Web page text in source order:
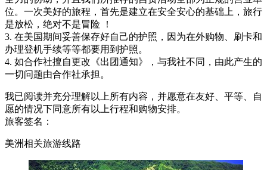
位。一次美好的旅程，首先是建立在安全安心的基础上，旅行
是放松，绝对不是冒险 ！
3. 在美国期间妥善保存好自己的护照，因为在外购物、刷卡和
办理登机手续等等都要用到护照。
4. 如合作社擅自更改《出团通知》，与我社不同，由此产生的
一切问题由合作社承担。
我已阅读并充分理解以上所有内容，并愿意在友好、平等、自
愿的情况下同意所有以上行程和购物安排。
旅客签名：
美洲相关旅游线路